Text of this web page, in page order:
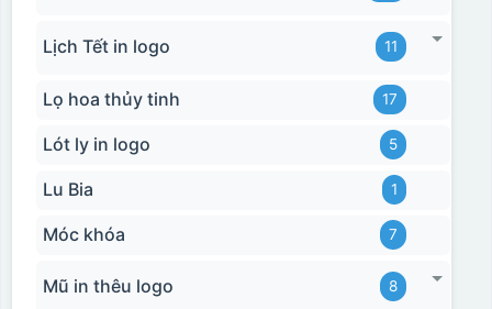
Lịch Tết in logo 11
Lọ hoa thủy tinh 17
Lót ly in logo 5
Lu Bia 1
Móc khóa 7
Mũ in thêu logo 8